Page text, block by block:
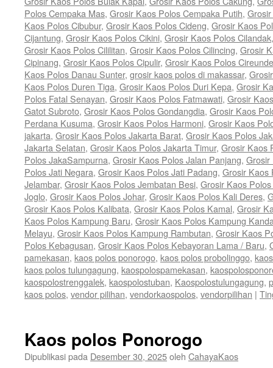
Polos Cempaka Mas, Grosir Kaos Polos Cempaka Putih,
Kaos Polos Cibubur, Grosir Kaos Polos Cideng, Grosir Kaos
Cijantung, Grosir Kaos Polos Cikini, Grosir Kaos Polos Cilandak
Grosir Kaos Polos Cililitan, Grosir Kaos Polos Cilincing, Grosir
Cipinang, Grosir Kaos Polos Cipulir, Grosir Kaos Polos
Kaos Polos Danau Sunter, grosir kaos polos di makassar,
Kaos Polos Duren Tiga, Grosir Kaos Polos Duri Kepa, Grosir
Polos Fatal Senayan, Grosir Kaos Polos Fatmawati, Grosir
Gatot Subroto, Grosir Kaos Polos Gondangdia, Grosir Kaos
Perdana Kusuma, Grosir Kaos Polos Harmoni, Grosir Kaos
jakarta, Grosir Kaos Polos Jakarta Barat, Grosir Kaos Polos
Jakarta Selatan, Grosir Kaos Polos Jakarta Timur, Grosir Kaos
Polos JakaSampurna, Grosir Kaos Polos Jalan Panjang, Grosir
Polos Jati Negara, Grosir Kaos Polos Jati Padang, Grosir Kaos
Jelambar, Grosir Kaos Polos Jembatan Besi, Grosir Kaos
Joglo, Grosir Kaos Polos Johar, Grosir Kaos Polos Kali Deres,
Grosir Kaos Polos Kalibata, Grosir Kaos Polos Kamal, Grosir
Kaos Polos Kampung Baru, Grosir Kaos Polos Kampung
Melayu, Grosir Kaos Polos Kampung Rambutan, Grosir Kaos
Polos Kebagusan, Grosir Kaos Polos Kebayoran Lama / Baru,
pamekasan, kaos polos ponorogo, kaos polos probolinggo,
kaos polos tulungagung, kaospolospamekasan,
kaospolostrenggalek, kaospolostuban, Kaospolostulungagung,
kaos polos, vendor pilihan, vendorkaospolos, vendorpilihan |
Kaos polos Ponorogo
Dipublikasi pada Desember 30, 2025oleh CahayaKaos